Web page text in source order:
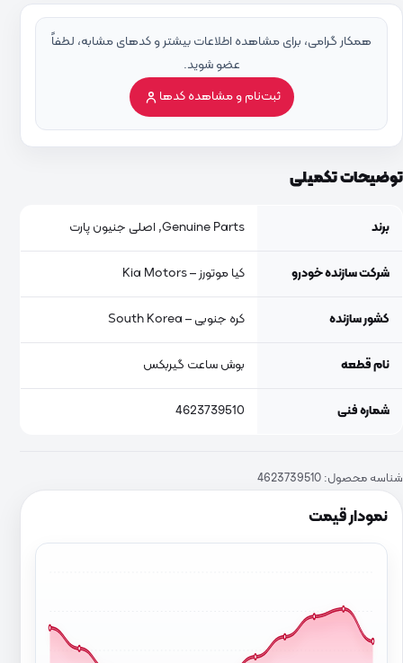
نمودار قیمت
همکار گرامی، برای مشاهده اطلاعات بیشتر و کدهای مشابه، لطفاً
عضو شوید.
ثبت‌نام و مشاهده کدها
توضیحات تکمیلی
برند Genuine Parts, اصلی جنیون پارت
شرکت سازنده خودرو کیا موتورز – Kia Motors
کشور سازنده کره جنوبی – South Korea
نام قطعه بوش ساعت گیربکس
شماره فنی 4623739510
شناسه محصول: 4623739510